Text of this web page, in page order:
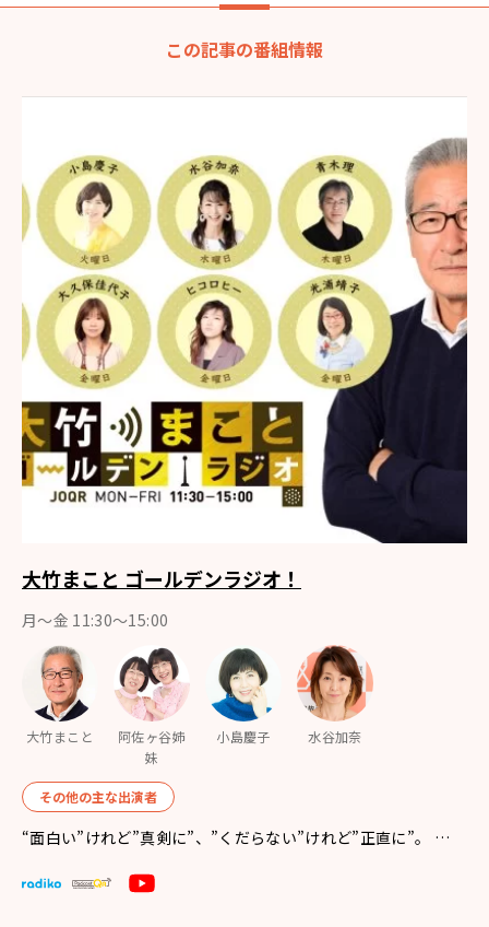
この記事の番組情報
大竹まこと ゴールデンラジオ！
月〜金 11:30～15:00
大竹まこと
阿佐ヶ谷姉
妹
小島慶子 水谷加奈
その他の主な出演者
“面白い”けれど”真剣に”、”くだらない”けれど”正直に”。 …